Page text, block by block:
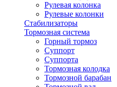
Рулевая колонка
Рулевые колонки
Стабилизаторы
Тормозная система
Горный тормоз
Суппорт
Суппорта
Тормозная колодка
Тормозной барабан